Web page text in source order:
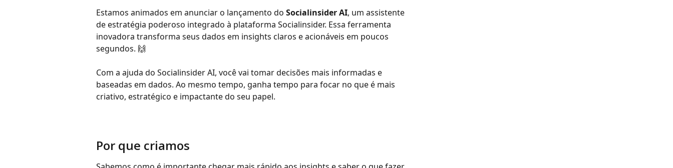
Estamos animados em anunciar o lançamento do Socialinsider AI, um assistente
de estratégia poderoso integrado à plataforma Socialinsider. Essa ferramenta
inovadora transforma seus dados em insights claros e acionáveis em poucos
segundos. 🙌
Com a ajuda do Socialinsider AI, você vai tomar decisões mais informadas e
baseadas em dados. Ao mesmo tempo, ganha tempo para focar no que é mais
criativo, estratégico e impactante do seu papel.
Por que criamos